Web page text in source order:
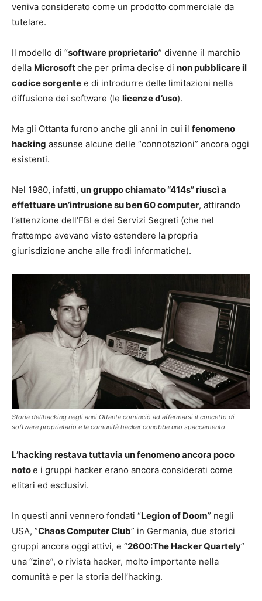
veniva considerato come un prodotto commerciale da
tutelare.
Il modello di “software proprietario” divenne il marchio
della Microsoftche per prima decise di non pubblicare il
codice sorgente e di introdurre delle limitazioni nella
diffusione dei software (le licenze d’uso).
Ma gli Ottanta furono anche gli anni in cui il fenomeno
hacking assunse alcune delle “connotazioni” ancora oggi
esistenti.
Nel 1980, infatti, un gruppo chiamato “414s” riuscì a
effettuare un’intrusione su ben 60 computer, attirando
l’attenzione dell’FBI e dei Servizi Segreti (che nel
frattempo avevano visto estendere la propria
giurisdizione anche alle frodi informatiche).
Storia dellhacking negli anni Ottanta cominciò ad affermarsi il concetto di
software proprietario e la comunità hacker conobbe uno spaccamento
L’hacking restava tuttavia un fenomeno ancora poco
notoe i gruppi hacker erano ancora considerati come
elitari ed esclusivi.
In questi anni vennero fondati “Legion of Doom” negli
USA, ”Chaos Computer Club” in Germania, due storici
gruppi ancora oggi attivi, e “2600:The Hacker Quartely”
una “zine”, o rivista hacker, molto importante nella
comunità e per la storia dell’hacking.